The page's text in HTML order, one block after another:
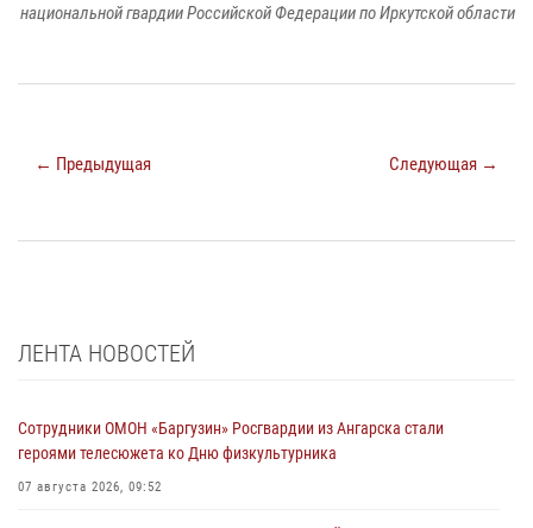
национальной гвардии Российской Федерации по Иркутской области
← Предыдущая Следующая →
ЛЕНТА НОВОСТЕЙ
Сотрудники ОМОН «Баргузин» Росгвардии из Ангарска стали
героями телесюжета ко Дню физкультурника
07 августа 2026, 09:52